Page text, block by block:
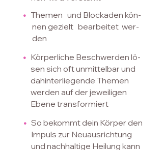
• Themen und Blockaden kön-
nen gezielt bearbeitet wer-
den
• Körperliche Beschwerden lö-
sen sich oft unmittelbar und
dahinterliegende Themen
werden auf der jeweiligen
Ebene transformiert
• So bekommt dein Körper den
Impuls zur Neuausrichtung
und nachhaltige Heilung kann